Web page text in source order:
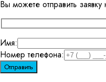
Вы можете отправить
Имя:
Номер телефона: